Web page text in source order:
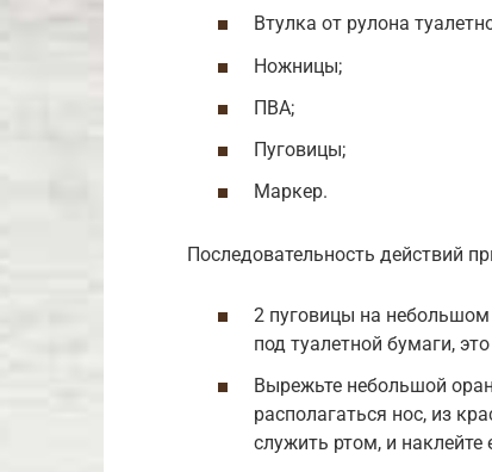
Втулка от рулона
Ножницы;
ПВА;
Пуговицы;
Маркер.
Последовательность действий
2 пуговицы на небольшом
под туалетной бумаги,
Вырежьте небольшой
располагаться нос, из
служить ртом, и наклейте